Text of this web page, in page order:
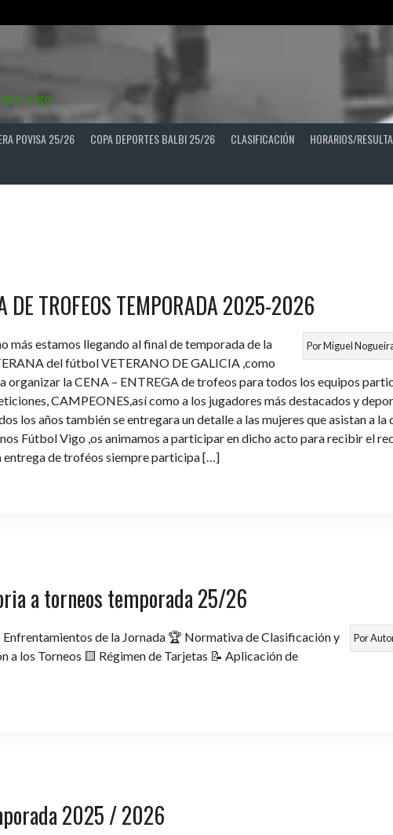
POVISA 25/26 COPA DEPORTES BALBI 25/26 CLASIFICACIÓN HORARIOS/
DE TROFEOS TEMPORADA 2025-2026
PorMiguel
más estamos llegando al final de temporada de la
del fútbol VETERANO DE GALICIA ,como
organizar la CENA – ENTREGA de trofeos para todos los equipos
CAMPEONES,así como a los jugadores más destacados y
los años también se entregara un detalle a las mujeres que asistan a la
Fútbol Vigo ,os animamos a participar en dicho acto para recibir el
entrega de troféos siempre participa […]
a torneos temporada 25/26
Por
de la Jornada 🏆 Normativa de Clasificación y
a los Torneos 🟨 Régimen de Tarjetas 📝 Aplicación de
2025 / 2026